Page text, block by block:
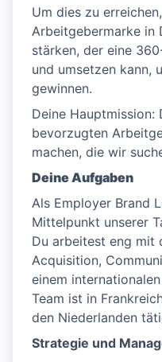
Um dies zu
Arbeitgebermarke in
stärken, der eine
und umsetzen kann,
gewinnen.
Deine
bevorzugten
machen, die wir
Deine Aufgaben
Als Employer Brand
Mittelpunkt unserer
Du arbeitest eng mit
Acquisition,
einem
Team ist in
den Niederlanden
Strategie und